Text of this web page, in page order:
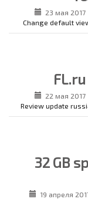
23 мая 2017
Change default
22 мая 2017
Review update
32 GB
19 апреля